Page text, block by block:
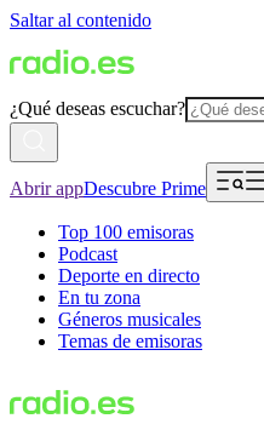
Saltar al contenido
¿Qué deseas escuchar?
Abrir appDescubre Prime
Top 100 emisoras
Podcast
Deporte en directo
En tu zona
Géneros musicales
Temas de emisoras